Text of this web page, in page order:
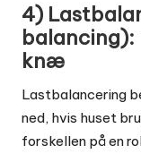
4)
balancing):
knæ
Lastbalancering
ned, hvis huset
forskellen på en